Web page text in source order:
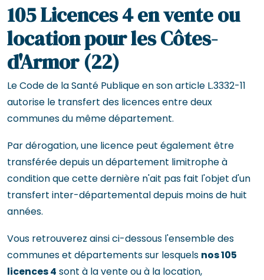
105 Licences 4 en vente ou
location pour les Côtes-
d'Armor (22)
Le Code de la Santé Publique en son article L.3332-11
autorise le transfert des licences entre deux
communes du même département.
Par dérogation, une licence peut également être
transférée depuis un département limitrophe à
condition que cette dernière n'ait pas fait l'objet d'un
transfert inter-départemental depuis moins de huit
années.
Vous retrouverez ainsi ci-dessous l'ensemble des
communes et départements sur lesquels nos 105
licences 4 sont à la vente ou à la location,